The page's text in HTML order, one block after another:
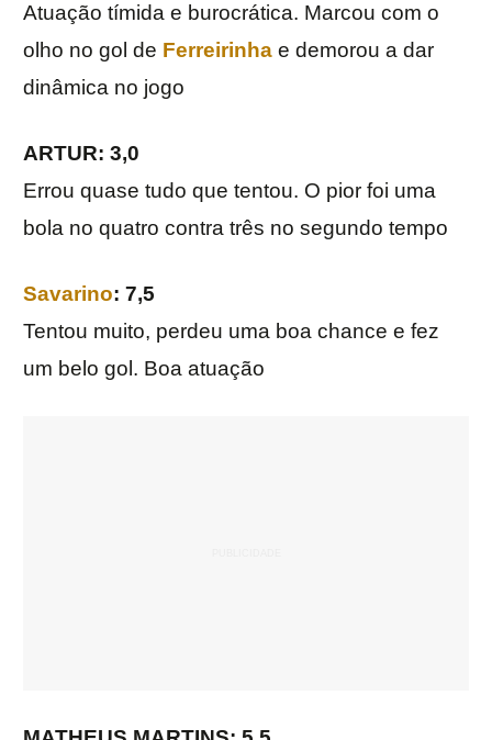
Atuação tímida e burocrática. Marcou com o
olho no gol de Ferreirinha e demorou a dar
dinâmica no jogo
ARTUR: 3,0
Errou quase tudo que tentou. O pior foi uma
bola no quatro contra três no segundo tempo
Savarino: 7,5
Tentou muito, perdeu uma boa chance e fez
um belo gol. Boa atuação